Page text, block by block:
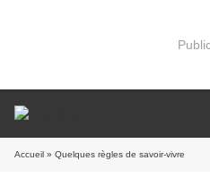
Accueil » Quelques règles de savoir-vivre